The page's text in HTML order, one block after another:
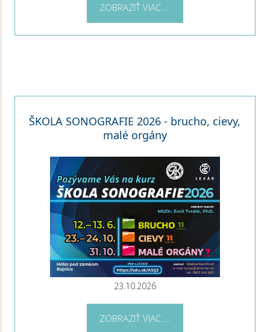
ZOBRAZIŤ VIAC ...
ŠKOLA SONOGRAFIE 2026 - brucho, cievy,
malé orgány
23.10.2026
ZOBRAZIŤ VIAC ...